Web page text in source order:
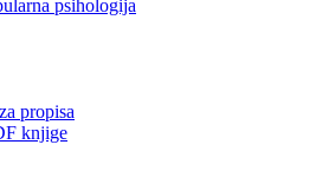
psihologija
propisa
knjige